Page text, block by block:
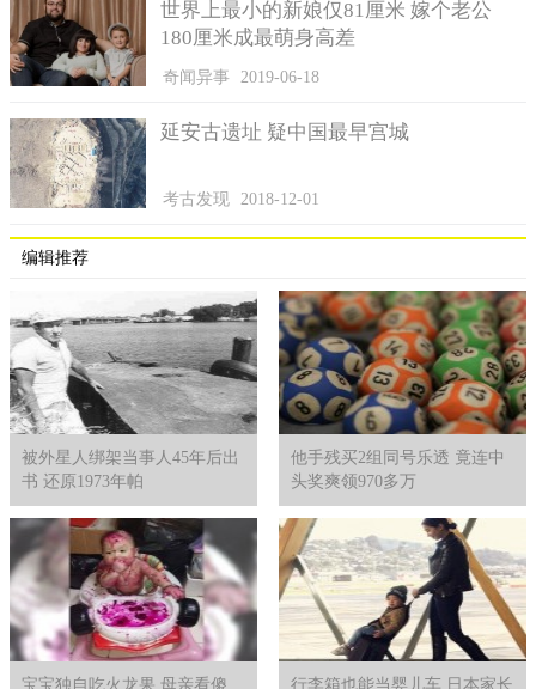
爱莉森表示自己在减肥中并没有特别的「技巧」，她表示
「其实是大家把减肥看得太复杂了，它不见得要极大的动力或耐
心，你只要让它成为一件平常的事，它只是一种生活方式的选
前因为肥胖的暴饮暴食、躁郁的状况也随之消失，让她的生活也
越来越开心。
世界上最小的新娘仅81厘米 嫁个老公
180厘米成最萌身高差
奇闻异事 2019-06-18
延安古遗址 疑中国最早宫城
考古发现 2018-12-01
编辑推荐
被外星人绑架当事人45年后出
书 还原1973年帕
他手残买2组同号乐透 竟连中
头奖爽领970多万
宝宝独自吃火龙果 母亲看傻 行李箱也能当婴儿车 日本家长